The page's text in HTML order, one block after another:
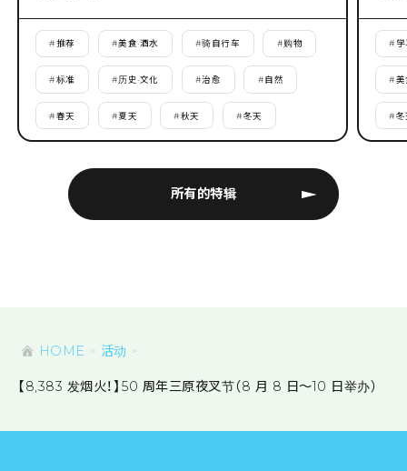
所有的特辑
#推荐 #美食·酒水 #骑自行车 #购物
#标准 #历史·文化 #治愈 #自然
#春天 #夏天 #秋天 #冬天
# 学
#美
#冬
HOME 活动
【8,383 发烟火！】50 周年三原夜叉节（8 月 8 日～10 日举办）